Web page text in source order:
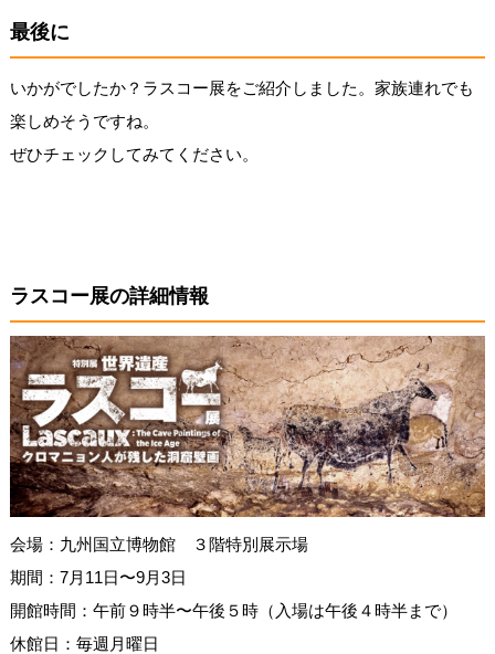
最後に
いかがでしたか？ラスコー展をご紹介しました。家族連れでも
楽しめそうですね。
ぜひチェックしてみてください。
ラスコー展の詳細情報
会場：九州国立博物館 ３階特別展示場
期間：7月11日〜9月3日
開館時間：午前９時半〜午後５時（入場は午後４時半まで）
休館日：毎週月曜日